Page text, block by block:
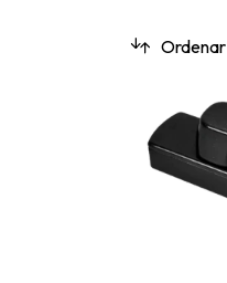
Ordenar